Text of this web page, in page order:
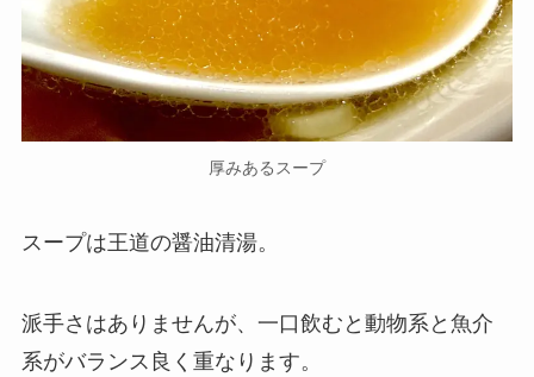
厚みあるスープ
スープは王道の醤油清湯。
派手さはありませんが、一口飲むと動物系と魚介
系がバランス良く重なります。